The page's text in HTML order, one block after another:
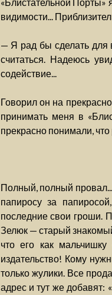
видимости...
— Я рад бы сделать для
считаться. Надеюсь
содействие...
Говорил он на
принимать меня в
прекрасно понимали, что
Полный, полный
папиросу за
последние свои гроши.
Зелюк — старый
что его как
издательство! Кому
только жулики. Все
адрес и тут же добавят: